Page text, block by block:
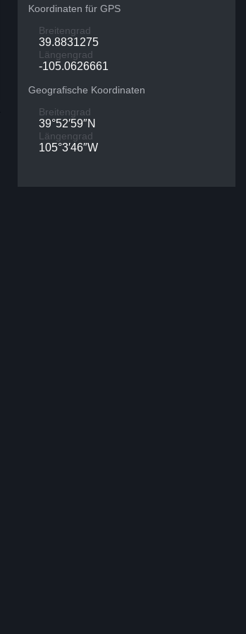
Koordinaten für GPS
Breitengrad
39.8831275
Längengrad
-105.0626661
Geografische Koordinaten
Breitengrad
39°52′59″N
Längengrad
105°3′46″W